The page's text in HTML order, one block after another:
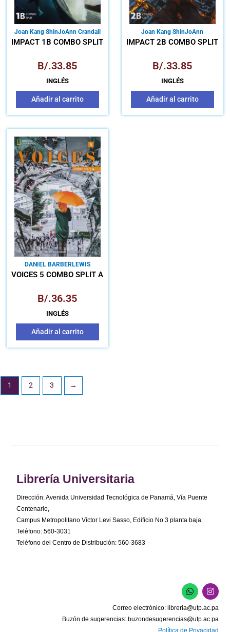
Joan Kang ShinJoAnn Crandall
IMPACT 1B COMBO SPLIT
B/.33.85
INGLÉS
Añadir al carrito
Joan Kang ShinJoAnn
CrandallKatherine Stannett
IMPACT 2B COMBO SPLIT
B/.33.85
INGLÉS
Añadir al carrito
DANIEL BARBERLEWIS
LANSFORD MARECK
KICZKOWIAK
VOICES 5 COMBO SPLIT A
B/.36.35
INGLÉS
Añadir al carrito
1 2 3 →
Librería Universitaria
Dirección: Avenida Universidad Tecnológica de Panamá, Vía Puente
Centenario,
Campus Metropolitano Víctor Levi Sasso, Edificio No.3 planta baja.
Teléfono: 560-3031
Teléfono del Centro de Distribución: 560-3683
W
h
a
t
s
a
I
n
s
t
a
g
Correo electrónico: libreria@utp.ac.pa
Buzón de sugerencias: buzondesugerencias@utp.ac.pa
Política de Privacidad